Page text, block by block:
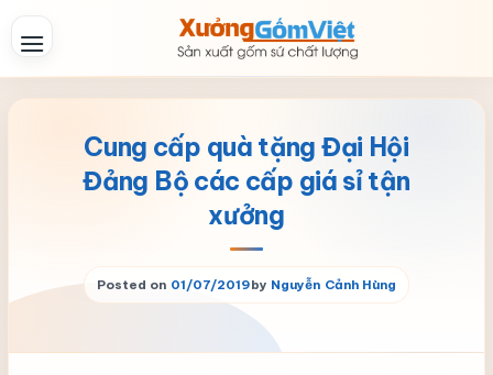
Cung cấp quà tặng Đại Hội
Đảng Bộ các cấp giá sỉ tận
xưởng
Posted on 01/07/2019by Nguyễn Cảnh Hùng